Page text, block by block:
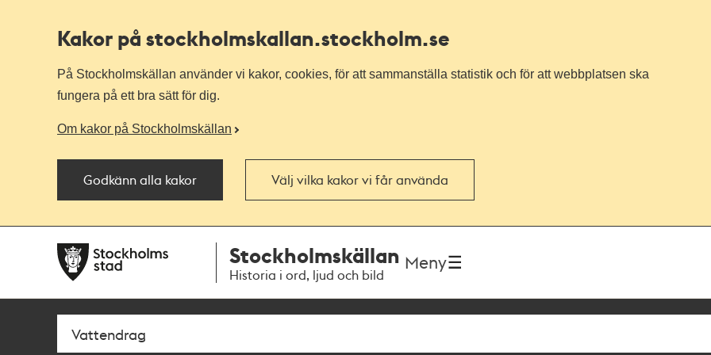
Kakor på stockholmskallan.stockholm.se
På Stockholmskällan använder vi kakor, cookies, för att sammanställa statistik och för att webbplatsen ska
fungera på ett bra sätt för dig.
Om kakor på Stockholmskällan
Godkänn alla kakor Välj vilka kakor vi får använda
navigationen
huvudinnehållet
Stockholmskällan
Historia i ord, ljud och bild
Meny
Sök